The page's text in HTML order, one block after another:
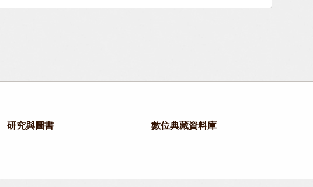
研究與圖書 數位典藏資料庫